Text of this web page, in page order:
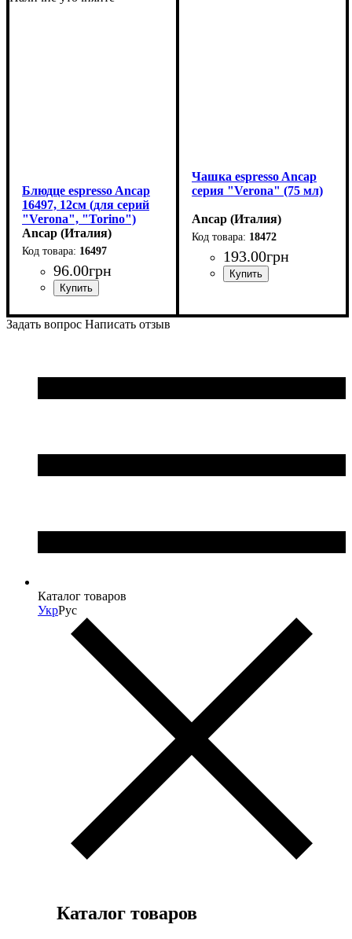
Блюдце espresso Ancap
16497, 12см (для серий
"Verona", "Torino")
Ancap (Италия)
16497
96.00грн
Чашка espresso Ancap
серия "Verona" (75 мл)
Ancap (Италия)
18472
193.00грн
Задать вопрос Написать отзыв
Каталог товаров
УкрРус
Каталог товаров